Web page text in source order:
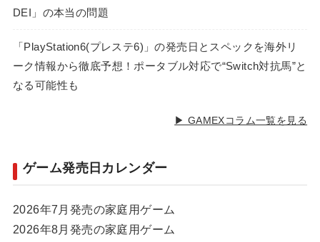
DEI」の本当の問題
「PlayStation6(プレステ6)」の発売日とスペックを海外リ
ーク情報から徹底予想！ポータブル対応で“Switch対抗馬”と
なる可能性も
▶ GAMEXコラム一覧を見る
ゲーム発売日カレンダー
2026年7月発売の家庭用ゲーム
2026年8月発売の家庭用ゲーム